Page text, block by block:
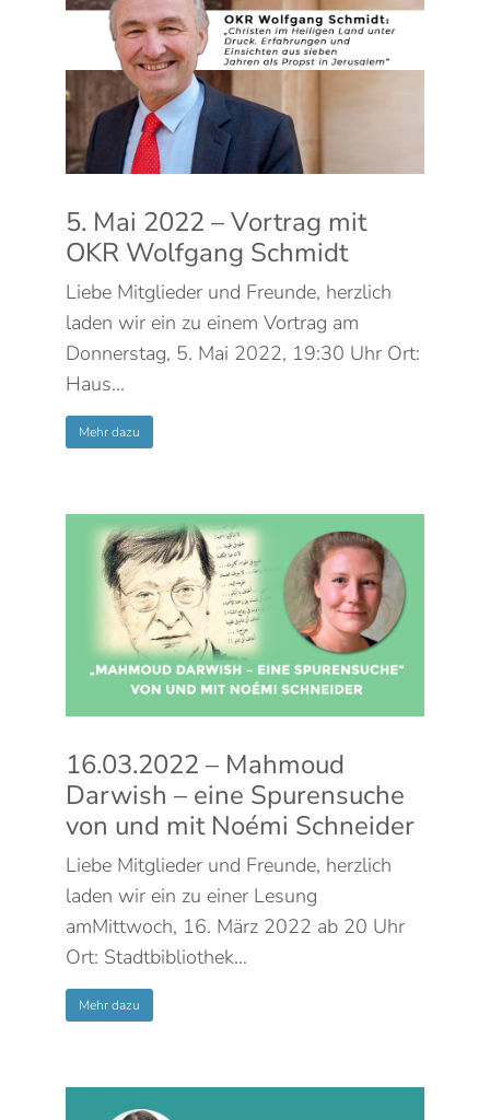
5. Mai 2022 – Vortrag mit
OKR Wolfgang Schmidt
Liebe Mitglieder und Freunde, herzlich
laden wir ein zu einem Vortrag am
Donnerstag, 5. Mai 2022, 19:30 Uhr Ort:
Haus…
Mehr dazu
16.03.2022 – Mahmoud
Darwish – eine Spurensuche
von und mit Noémi Schneider
Liebe Mitglieder und Freunde, herzlich
laden wir ein zu einer Lesung
amMittwoch, 16. März 2022 ab 20 Uhr
Ort: Stadtbibliothek…
Mehr dazu